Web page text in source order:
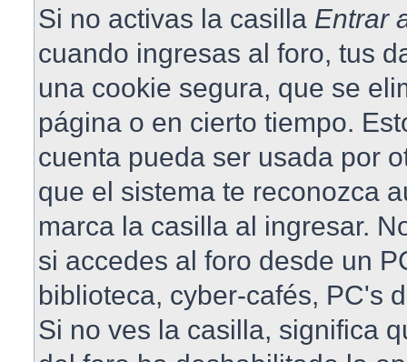
Si no activas la casilla Entrar
cuando ingresas al foro, tus
una cookie segura, que se
página o en cierto tiempo.
cuenta pueda ser usada por
que el sistema te reconozca
marca la casilla al ingresar.
si accedes al foro desde un
biblioteca, cyber-cafés, PC's
Si no ves la casilla, significa